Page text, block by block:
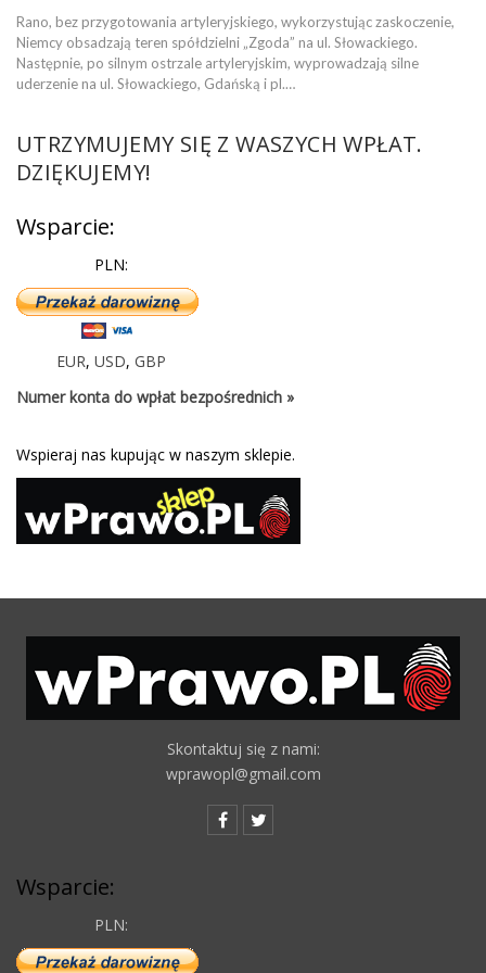
Rano, bez przygotowania artyleryjskiego, wykorzystując zaskoczenie,
Niemcy obsadzają teren spółdzielni „Zgoda” na ul. Słowackiego.
Następnie, po silnym ostrzale artyleryjskim, wyprowadzają silne
uderzenie na ul. Słowackiego, Gdańską i pl.…
UTRZYMUJEMY SIĘ Z WASZYCH WPŁAT.
DZIĘKUJEMY!
Wsparcie:
PLN:
EUR, USD, GBP
Numer konta do wpłat bezpośrednich »
Wspieraj nas kupując w naszym sklepie.
Skontaktuj się z nami:
wprawopl@gmail.com
Wsparcie:
PLN: